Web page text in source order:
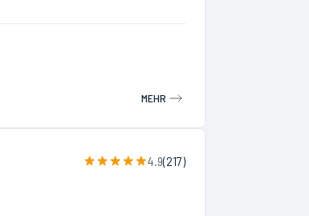
MEHR
4.9(217)